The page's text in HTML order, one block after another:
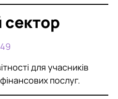
сектор
для учасників
послуг.